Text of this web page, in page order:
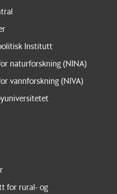
Institutt
naturforskning (NINA)
vannforskning (NIVA)
for rural- og